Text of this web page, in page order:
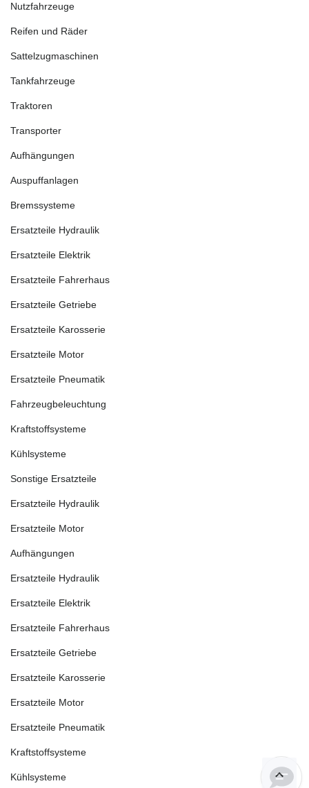
Nutzfahrzeuge
Reifen und Räder
Sattelzugmaschinen
Tankfahrzeuge
Traktoren
Transporter
Aufhängungen
Auspuffanlagen
Bremssysteme
Ersatzteile Hydraulik
Ersatzteile Elektrik
Ersatzteile Fahrerhaus
Ersatzteile Getriebe
Ersatzteile Karosserie
Ersatzteile Motor
Ersatzteile Pneumatik
Fahrzeugbeleuchtung
Kraftstoffsysteme
Kühlsysteme
Sonstige Ersatzteile
Ersatzteile Hydraulik
Ersatzteile Motor
Aufhängungen
Ersatzteile Hydraulik
Ersatzteile Elektrik
Ersatzteile Fahrerhaus
Ersatzteile Getriebe
Ersatzteile Karosserie
Ersatzteile Motor
Ersatzteile Pneumatik
Kraftstoffsysteme
Kühlsysteme